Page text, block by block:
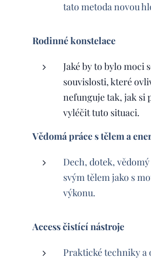
tato metoda novou
Rodinné konstelace
Jaké by to bylo moci
souvislosti, které
nefunguje tak, jak si
vyléčit tuto situaci.
Vědomá práce s tělem a
Dech, dotek,
svým tělem jako s
výkonu.
Access čistící nástroje
Praktické techniky a